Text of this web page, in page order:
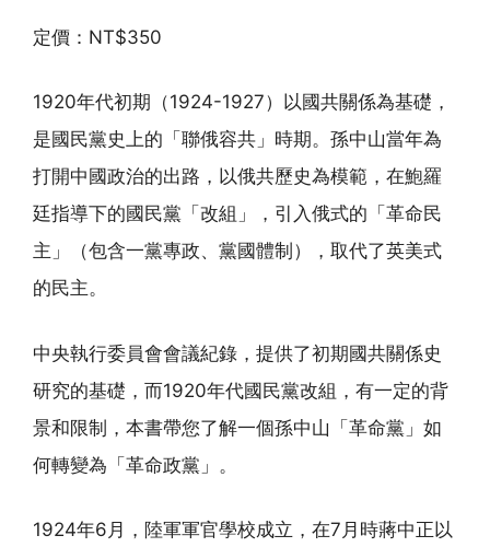
定價：NT$350
1920年代初期（1924-1927）以國共關係為基礎，
是國民黨史上的「聯俄容共」時期。孫中山當年為
打開中國政治的出路，以俄共歷史為模範，在鮑羅
廷指導下的國民黨「改組」，引入俄式的「革命民
主」（包含一黨專政、黨國體制），取代了英美式
的民主。
中央執行委員會會議紀錄，提供了初期國共關係史
研究的基礎，而1920年代國民黨改組，有一定的背
景和限制，本書帶您了解一個孫中山「革命黨」如
何轉變為「革命政黨」。
1924年6月，陸軍軍官學校成立，在7月時蔣中正以